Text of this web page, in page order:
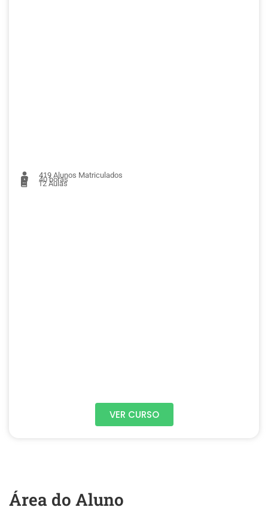
419 Alunos Matriculados
40 horas
12Aulas
VER CURSO
Área do Aluno